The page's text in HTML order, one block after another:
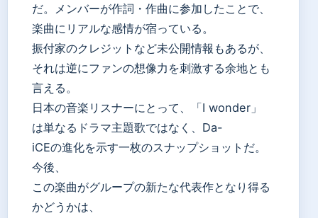
だ。メンバーが作詞・作曲に参加したことで、
楽曲にリアルな感情が宿っている。
振付家のクレジットなど未公開情報もあるが、
それは逆にファンの想像力を刺激する余地とも
言える。
日本の音楽リスナーにとって、「I wonder」
は単なるドラマ主題歌ではなく、Da-
iCEの進化を示す一枚のスナップショットだ。
今後、
この楽曲がグループの新たな代表作となり得る
かどうかは、